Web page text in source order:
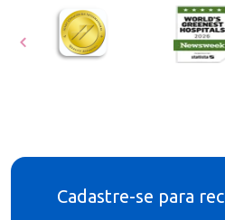
Cadastre-se para